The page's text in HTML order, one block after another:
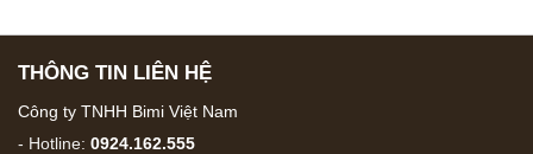
THÔNG TIN LIÊN HỆ
Công ty TNHH Bimi Việt Nam
- Hotline: 0924.162.555